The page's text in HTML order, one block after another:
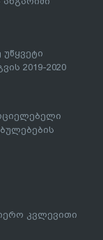
2019-2020
კვლევითი